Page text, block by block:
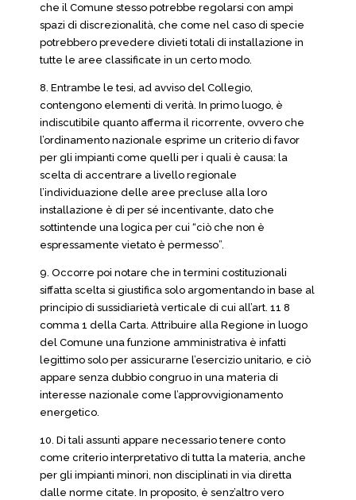
che il Comune stesso potrebbe regolarsi con ampi
spazi di discrezionalità, che come nel caso di specie
potrebbero prevedere divieti totali di installazione in
tutte le aree classificate in un certo modo.
8. Entrambe le tesi, ad avviso del Collegio,
contengono elementi di verità. In primo luogo, è
indiscutibile quanto afferma il ricorrente, ovvero che
l’ordinamento nazionale esprime un criterio di favor
per gli impianti come quelli per i quali è causa: la
scelta di accentrare a livello regionale
l’individuazione delle aree precluse alla loro
installazione è di per sé incentivante, dato che
sottintende una logica per cui “ciò che non è
espressamente vietato è permesso”.
9. Occorre poi notare che in termini costituzionali
siffatta scelta si giustifica solo argomentando in base al
principio di sussidiarietà verticale di cui all’art. 11 8
comma 1 della Carta. Attribuire alla Regione in luogo
del Comune una funzione amministrativa è infatti
legittimo solo per assicurarne l’esercizio unitario, e ciò
appare senza dubbio congruo in una materia di
interesse nazionale come l’approvvigionamento
energetico.
10. Di tali assunti appare necessario tenere conto
come criterio interpretativo di tutta la materia, anche
per gli impianti minori, non disciplinati in via diretta
dalle norme citate. In proposito, è senz’altro vero